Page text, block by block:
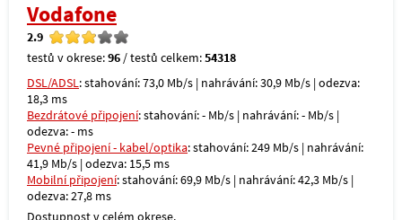
Vodafone
2.9
testů v okrese:96 / testů celkem:54318
DSL/ADSL: stahování: 73,0 Mb/s | nahrávání: 30,9 Mb/s | odezva:
18,3 ms
Bezdrátové připojení: stahování: - Mb/s | nahrávání: - Mb/s |
odezva: - ms
Pevné připojení - kabel/optika: stahování: 249 Mb/s | nahrávání:
41,9 Mb/s | odezva: 15,5 ms
Mobilní připojení: stahování: 69,9 Mb/s | nahrávání: 42,3 Mb/s |
odezva: 27,8 ms
Dostupnost v celém okrese.